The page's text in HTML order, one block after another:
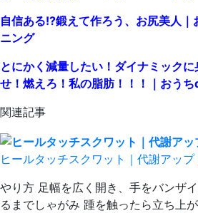
自信ある!?鍛えて作ろう、お尻美人
ニング
とにかく減量したい！ダイナミック
せ！燃えろ！私の脂肪！！！｜おう
関連記事
ヒールタッチスクワット｜代謝アッ
やり方 足幅を広く開き、手をバンザ
るまでしゃがみ 踵を触ったら立ち上